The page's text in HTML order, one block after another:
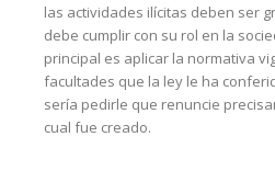
las actividades ilícitas deben ser
debe cumplir con su rol en la
principal es aplicar la normativa
facultades que la ley le ha
sería pedirle que renuncie
cual fue creado.